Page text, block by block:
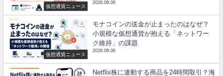
仮想通貨ニュース
2026.08.06
仮想通貨ニュース
モナコインの送金が止まったのはなぜ？
小規模な仮想通貨が抱える「ネットワー
ク維持」の課題
2026.08.06
Netflix株に連動する商品を24時間取引？海